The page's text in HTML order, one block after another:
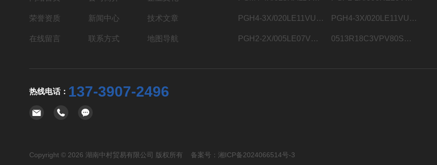
荣誉资质 新闻中心 技术文章
在线留言 联系方式 地图导航
PGH4-3X/020LE11VU2德国力士乐Rexroth内齿轮泵R900932183 PGH4-3X/020LE11VU2德国力士乐Rexroth内齿轮泵R901283006
PGH2-2X/005LE07VU2德国力士乐Rexroth内齿轮泵R900703725 0513R18C3VPV80SM21HYB05德国力士乐Rexroth液压叶片泵0513800248
热线电话： 137-3907-2496
Copyright © 2026 湖南中村贸易有限公司 版权所有 备案号： 湘ICP备2024066514号-3